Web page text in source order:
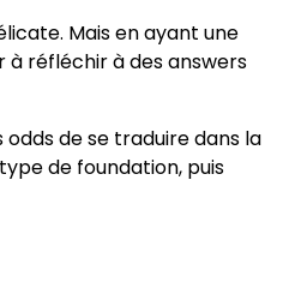
Mais en ayant une
à réfléchir à des answers
de se traduire dans la
de foundation, puis